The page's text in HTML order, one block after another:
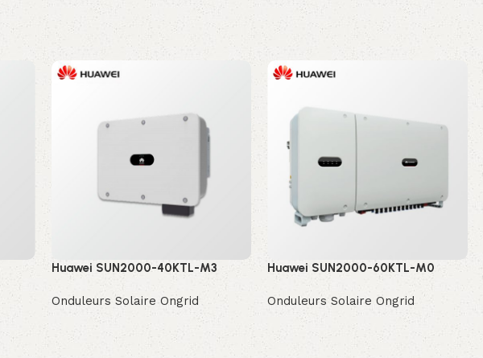
Huawei SUN2000-40KTL-M3
Onduleurs Solaire Ongrid
Huawei SUN2000-60KTL-M0
Onduleurs Solaire Ongrid